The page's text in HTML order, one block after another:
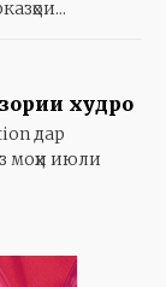
худро
дар
моҳи июли